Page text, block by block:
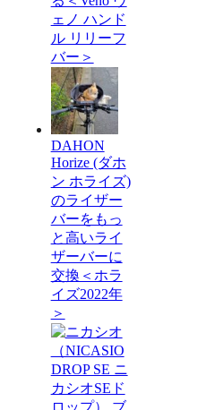
ェノ ハンド
ル リリーフ
バー＞
DAHON
Horize (ダホ
ン ホライズ)
のライザー
バーをもっ
と高いライ
ザーバーに
交換＜ホラ
イズ2022年
＞